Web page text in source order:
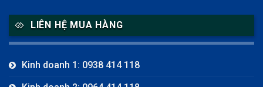
LIÊN HỆ MUA HÀNG
Kinh doanh 1: 0938 414 118